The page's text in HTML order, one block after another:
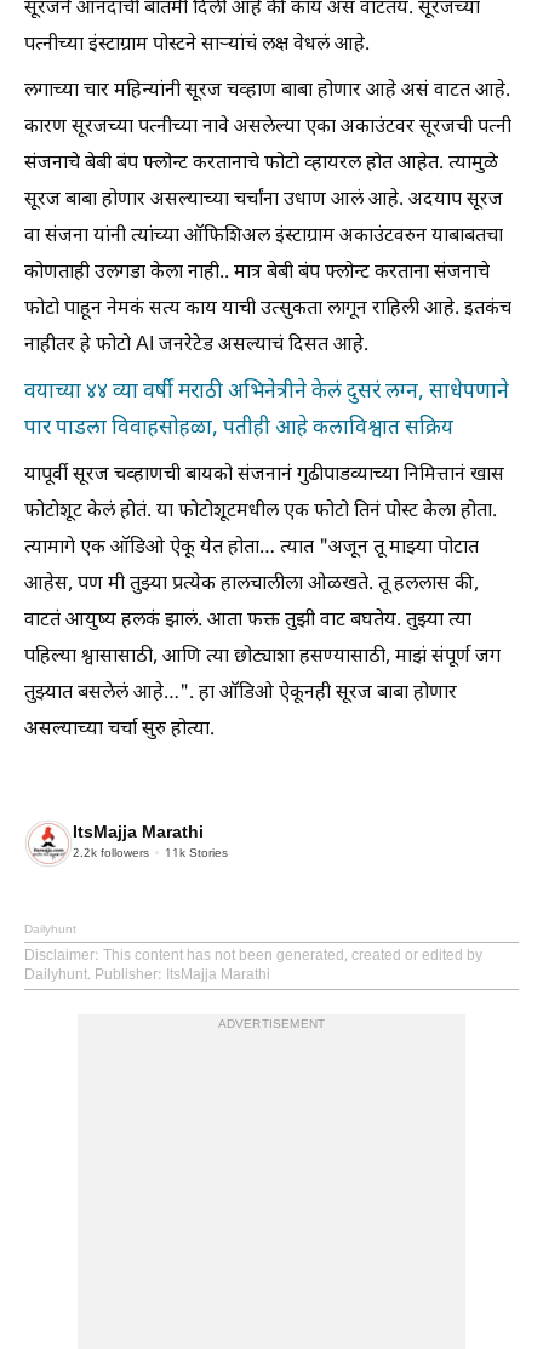
सूरजने आनंदाची बातमी दिली आहे की काय असं वाटतंय. सूरजच्या
पत्नीच्या इंस्टाग्राम पोस्टने साऱ्यांचं लक्ष वेधलं आहे.
लगाच्या चार महिन्यांनी सूरज चव्हाण बाबा होणार आहे असं वाटत आहे.
कारण सूरजच्या पत्नीच्या नावे असलेल्या एका अकाउंटवर सूरजची पत्नी
संजनाचे बेबी बंप फ्लोन्ट करतानाचे फोटो व्हायरल होत आहेत. त्यामुळे
सूरज बाबा होणार असल्याच्या चर्चांना उधाण आलं आहे. अदयाप सूरज
वा संजना यांनी त्यांच्या ऑफिशिअल इंस्टाग्राम अकाउंटवरुन याबाबतचा
कोणताही उलगडा केला नाही.. मात्र बेबी बंप फ्लोन्ट करताना संजनाचे
फोटो पाहून नेमकं सत्य काय याची उत्सुकता लागून राहिली आहे. इतकंच
नाहीतर हे फोटो AI जनरेटेड असल्याचं दिसत आहे.
वयाच्या ४४ व्या वर्षी मराठी अभिनेत्रीने केलं दुसरं लग्न, साधेपणाने
पार पाडला विवाहसोहळा, पतीही आहे कलाविश्वात सक्रिय
यापूर्वी सूरज चव्हाणची बायको संजनानं गुढीपाडव्याच्या निमित्तानं खास
फोटोशूट केलं होतं. या फोटोशूटमधील एक फोटो तिनं पोस्ट केला होता.
त्यामागे एक ऑडिओ ऐकू येत होता… त्यात "अजून तू माझ्या पोटात
आहेस, पण मी तुझ्या प्रत्येक हालचालीला ओळखते. तू हललास की,
वाटतं आयुष्य हलकं झालं. आता फक्त तुझी वाट बघतेय. तुझ्या त्या
पहिल्या श्वासासाठी, आणि त्या छोट्याशा हसण्यासाठी, माझं संपूर्ण जग
तुझ्यात बसलेलं आहे…". हा ऑडिओ ऐकूनही सूरज बाबा होणार
असल्याच्या चर्चा सुरु होत्या.
ItsMajja Marathi
2.2k followers 11k Stories
Dailyhunt
Disclaimer: This content has not been generated, created or edited by
Dailyhunt. Publisher: ItsMajja Marathi
ADVERTISEMENT